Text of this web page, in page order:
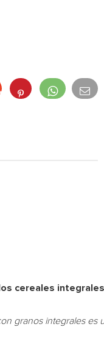
cereales
granos integrales